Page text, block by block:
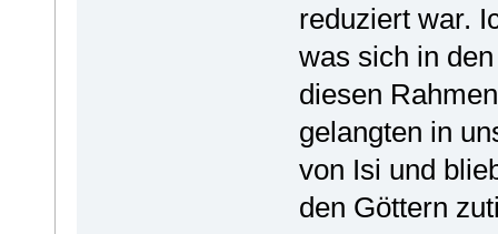
reduziert war.
was sich in
diesen
gelangten in
von Isi und
den Göttern